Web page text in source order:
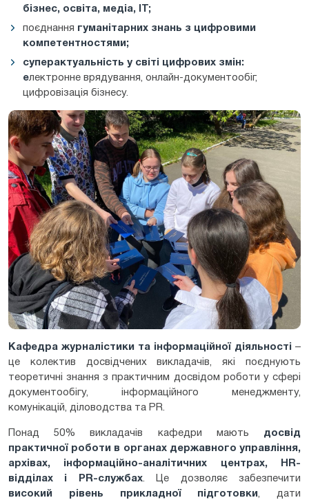
бізнес, освіта, медіа, ІТ;
поєднання гуманітарних знань з цифровими
компетентностями;
суперактуальність у світі цифрових змін:
електронне врядування, онлайн-документообіг,
цифровізація бізнесу.
Кафедра журналістики та інформаційної діяльності –
це колектив досвідчених викладачів, які поєднують
теоретичні знання з практичним досвідом роботи у сфері
документообігу, інформаційного менеджменту,
комунікацій, діловодства та PR.
Понад 50% викладачів кафедри мають досвід
практичної роботи в органах державного управління,
архівах, інформаційно-аналітичних центрах,
HR-
відділах і
PR-службах. Це дозволяє забезпечити
високий рівень прикладної підготовки , дати